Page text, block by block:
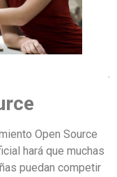
Open Source
hará que muchas
puedan competir